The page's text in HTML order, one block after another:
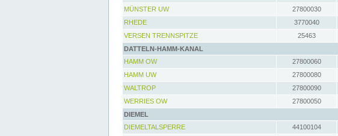
MÜNSTER UW
27800030
RHEDE
3770040
VERSEN TRENNSPITZE
25463
DATTELN-HAMM-KANAL
HAMM OW
27800060
HAMM UW
27800080
WALTROP
27800090
WERRIES OW
27800050
DIEMEL
DIEMELTALSPERRE
44100104